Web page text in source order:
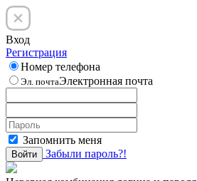
Вход
Регистрация
Номер телефона
Эл. почтаЭлектронная почта
Запомнить меня
Войти Забыли пароль?!